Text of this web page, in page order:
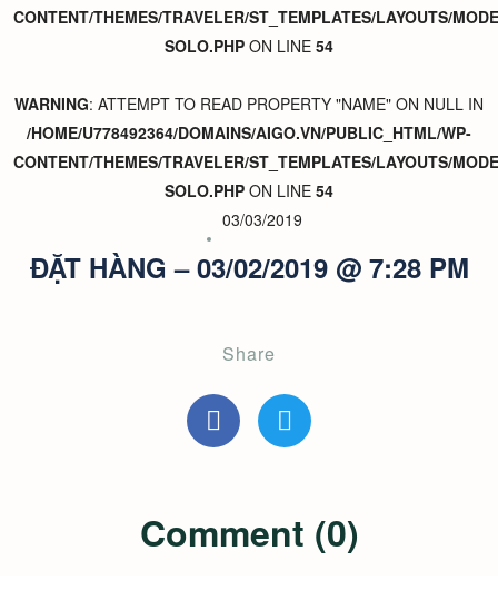
CONTENT/THEMES/TRAVELER/ST_TEMPLATES/LAYOUTS/
SOLO.PHP ON LINE 54
WARNING: ATTEMPT TO READ PROPERTY "NAME" ON NULL IN
/HOME/U778492364/DOMAINS/AIGO.VN/PUBLIC_HTML/WP-
CONTENT/THEMES/TRAVELER/ST_TEMPLATES/LAYOUTS/
SOLO.PHP ON LINE 54
03/03/2019
ĐẶT HÀNG – 03/02/2019 @ 7:28 PM
Share
Comment (0)